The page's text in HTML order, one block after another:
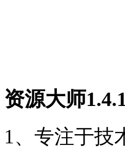
资源大师
1、专注于技